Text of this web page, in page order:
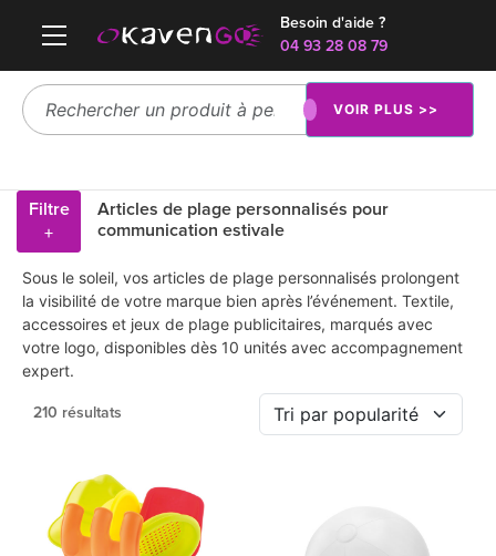
Besoin d'aide ?
04 93 28 08 79
VOIR PLUS >>
Filtre
+
Articles de plage personnalisés pour
communication estivale
Sous le soleil, vos articles de plage personnalisés prolongent
la visibilité de votre marque bien après l’événement. Textile,
accessoires et jeux de plage publicitaires, marqués avec
votre logo, disponibles dès 10 unités avec accompagnement
expert.
210 résultats